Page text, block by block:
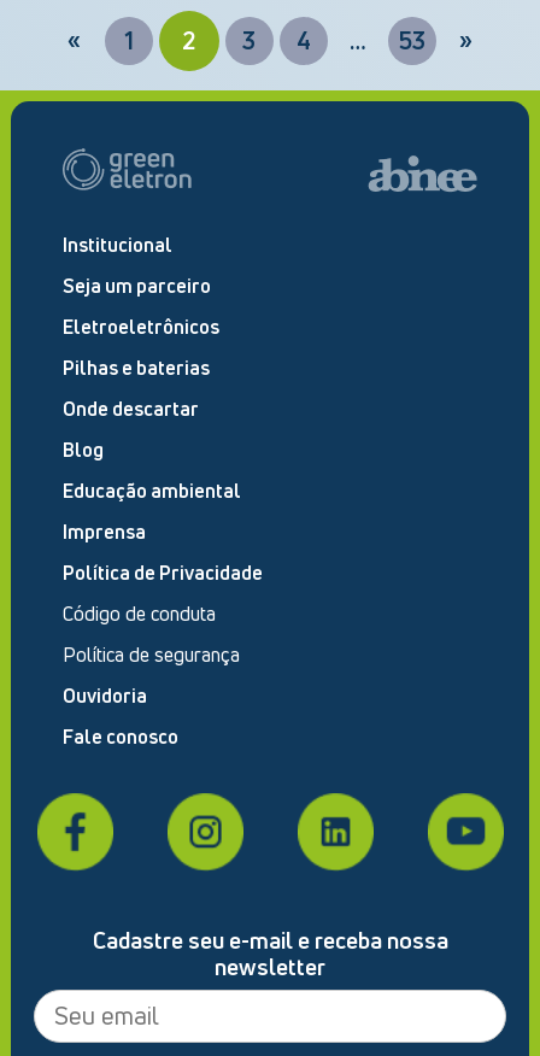
« 1 2 3 4 … 53 »
Institucional
Seja um parceiro
Eletroeletrônicos
Pilhas e baterias
Onde descartar
Blog
Educação ambiental
Imprensa
Política de Privacidade
Código de conduta
Política de segurança
Ouvidoria
Fale conosco
Cadastre seu e-mail e receba nossa
newsletter